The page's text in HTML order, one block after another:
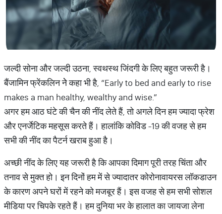
जल्दी सोना और जल्दी उठना, स्वथस्थ जिंदगी के लिए बहुत जरूरी है।
बैंजामिन फ्रेंकलिन नेे कहा भी है, “Early to bed and early to rise
makes a man healthy, wealthy and wise.”
अगर हम आठ घंटे की चैन की नींद लेते हैं, तो अगले दिन हम ज्यादा फ्रेश
और एनर्जेटिक महसूस करते हैं। हालांकि कोविड -19 की वजह से हम
सभी की नींद का पैटर्न खराब हुआ है।
अच्छी नींद के लिए यह जरूरी है कि आपका दिमाग पूरी तरह चिंता और
तनाव से मुक्त हो। इन दिनों हम में से ज्यादातर कोरोनावायरस लॉकडाउन
के कारण अपने घरों में रहने को मजबूर हैं। इस वजह से हम सभी सोशल
मीडिया पर चिपके रहते हैं। हम दुनिया भर के हालात का जायजा लेना